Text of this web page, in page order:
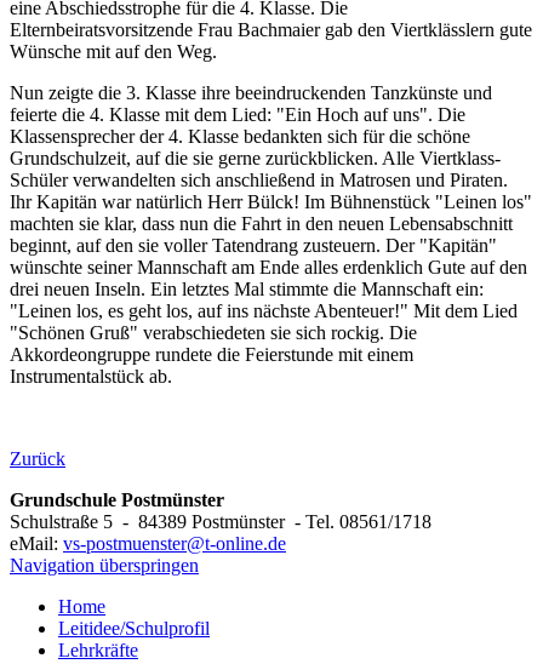
eine Abschiedsstrophe für die 4. Klasse. Die
Elternbeiratsvorsitzende Frau Bachmaier gab den Viertklässlern gute
Wünsche mit auf den Weg.
Nun zeigte die 3. Klasse ihre beeindruckenden Tanzkünste und
feierte die 4. Klasse mit dem Lied: "Ein Hoch auf uns". Die
Klassensprecher der 4. Klasse bedankten sich für die schöne
Grundschulzeit, auf die sie gerne zurückblicken. Alle Viertklass-
Schüler verwandelten sich anschließend in Matrosen und Piraten.
Ihr Kapitän war natürlich Herr Bülck! Im Bühnenstück "Leinen los"
machten sie klar, dass nun die Fahrt in den neuen Lebensabschnitt
beginnt, auf den sie voller Tatendrang zusteuern. Der "Kapitän"
wünschte seiner Mannschaft am Ende alles erdenklich Gute auf den
drei neuen Inseln. Ein letztes Mal stimmte die Mannschaft ein:
"Leinen los, es geht los, auf ins nächste Abenteuer!" Mit dem Lied
"Schönen Gruß" verabschiedeten sie sich rockig. Die
Akkordeongruppe rundete die Feierstunde mit einem
Instrumentalstück ab.
Zurück
Grundschule Postmünster
Schulstraße 5 - 84389 Postmünster - Tel. 08561/1718
eMail: vs-postmuenster@t-online.de
Navigation überspringen
Home
Leitidee/Schulprofil
Lehrkräfte